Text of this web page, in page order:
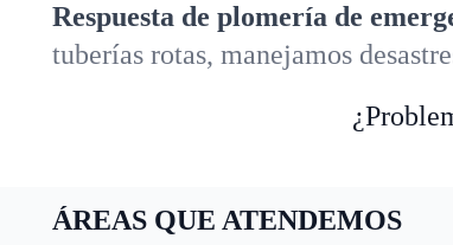
Respuesta de plomería de
tuberías rotas, manejamos
ÁREAS QUE ATENDEMOS